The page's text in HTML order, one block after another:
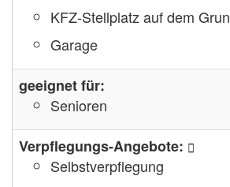
KFZ-Stellplatz auf dem
Garage
geeignet für:
Senioren
Verpflegungs-Angebote:
Selbstverpflegung